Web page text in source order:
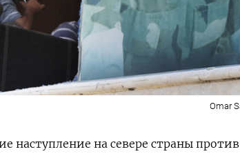
Omar
наступление на севере страны